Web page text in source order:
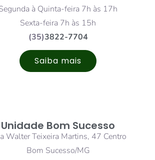
à Quinta-feira 7h às 17h
Sexta-feira 7h às 15h
(35)3822-7704
Saiba mais
Unidade Bom Sucesso
Walter Teixeira Martins, 47 Centro
Bom Sucesso/MG